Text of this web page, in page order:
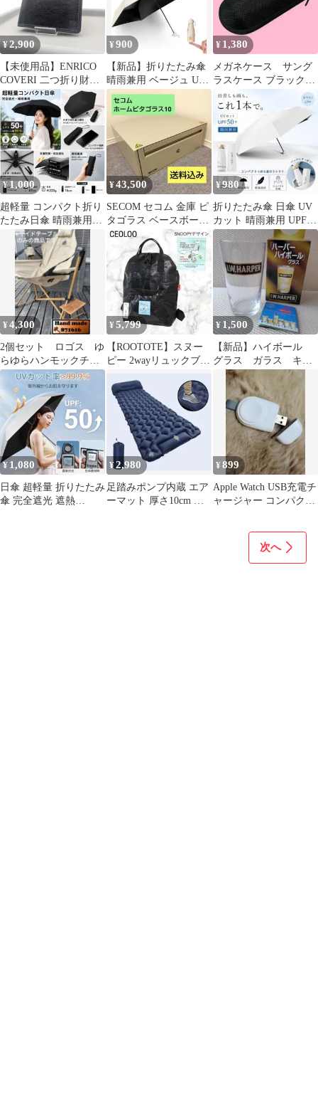
¥2,900
【未使用品】ENRICO
COVERI 二つ折り財布
メンズ ブラック
¥ 900
【新品】折りたたみ傘
晴雨兼用 ベージュ UV
カット100% 遮光18cm
軽量
¥ 1,380
メガネケース サング
ラスケース ブラック眼
鏡ケース ハードケース
通用
¥1,000
超軽量 コンパクト折り
たたみ日傘 晴雨兼用
UVカット ブラック
¥43,500
SECOM セコム 金庫 ピ
タゴラス ベースボード
付き たのメル便送料込
¥980
折りたたみ傘 日傘 UV
カット 晴雨兼用 UPF50
＋ ホワイト 通勤 通学
¥4,300
2個セット ロゴス ゆ
らゆらハンモックチェ
ア用サイドテーブル
¥5,799
【ROOTOTE】スヌー
ピー 2wayリュックブラ
ート撥水
¥ 1,500
【新品】ハイボール
グラス ガラス キリ
ンビール 外箱あり
未使用
¥ 1,080
日傘 超軽量 折りたたみ
傘 完全遮光 遮熱
¥2,980
足踏みポンプ内蔵 エア
ーマット 厚さ10cm キ
¥899
Apple Watch USB充電チ
ャージャー コンパクト
次へ